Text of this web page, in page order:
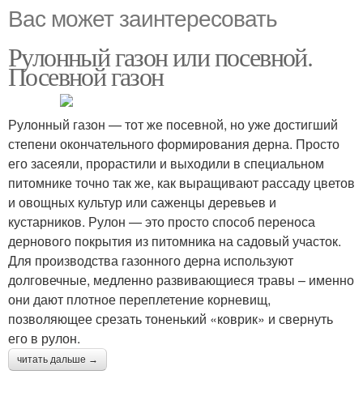
Вас может заинтересовать
Рулонный газон или посевной.
Посевной газон
Рулонный газон — тот же посевной, но уже достигший
степени окончательного формирования дерна. Просто
его засеяли, прорастили и выходили в специальном
питомнике точно так же, как выращивают рассаду цветов
и овощных культур или саженцы деревьев и
кустарников. Рулон — это просто способ переноса
дернового покрытия из питомника на садовый участок.
Для производства газонного дерна используют
долговечные, медленно развивающиеся травы – именно
они дают плотное переплетение корневищ,
позволяющее срезать тоненький «коврик» и свернуть
его в рулон.
читать дальше →